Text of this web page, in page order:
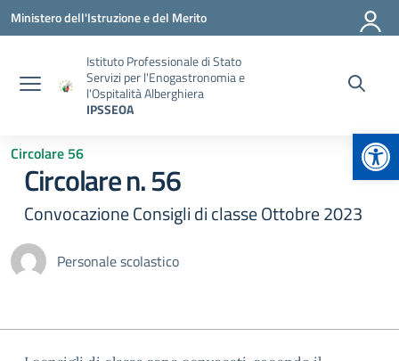
Vai ai contenuti
Vai al menu di navigazione
Vai al footer
Ministero dell'Istruzione e del Merito
Istituto Professionale di Stato
Servizi per l'Enogastronomia e
l'Ospitalità Alberghiera
IPSSEOA
Circolare 56
Circolare n. 56
Convocazione Consigli di classe Ottobre 2023
Personale scolastico